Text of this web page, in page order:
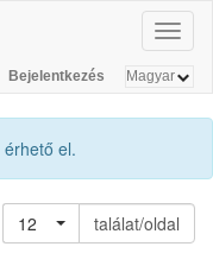
Bejelentkezés
érhető el.
12
találat/oldal